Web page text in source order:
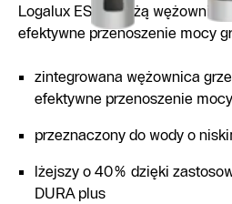
Logalux ESU z dużą
efektywne przenoszenie mocy
zintegrowana wężownica
efektywne przenoszenie
przeznaczony do wody o
lżejszy o 40% dzięki
DURA plus